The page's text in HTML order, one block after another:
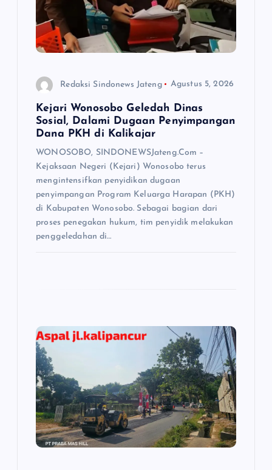
Redaksi Sindonews Jateng Agustus 5, 2026
Kejari Wonosobo Geledah Dinas
Sosial, Dalami Dugaan Penyimpangan
Dana PKH di Kalikajar
WONOSOBO, SINDONEWSJateng.Com –
Kejaksaan Negeri (Kejari) Wonosobo terus
mengintensifkan penyidikan dugaan
penyimpangan Program Keluarga Harapan (PKH)
di Kabupaten Wonosobo. Sebagai bagian dari
proses penegakan hukum, tim penyidik melakukan
penggeledahan di…